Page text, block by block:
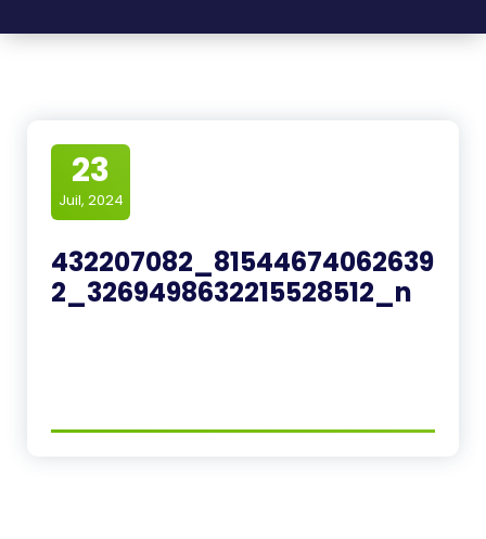
23
Juil, 2024
432207082_81544674062639
2_3269498632215528512_n